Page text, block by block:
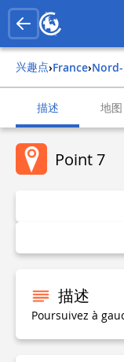
兴趣点› france›
描述 地图
Point 7
描述
Poursuivez à